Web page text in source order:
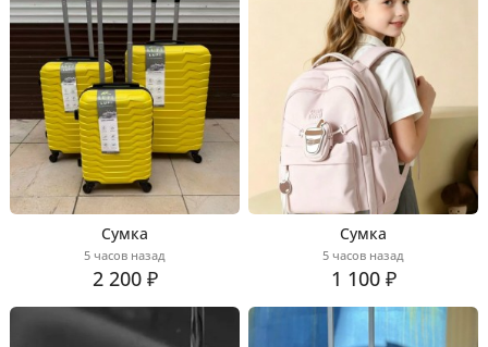
Сумка
5 часов назад
2 200 ₽
Сумка
5 часов назад
1 100 ₽